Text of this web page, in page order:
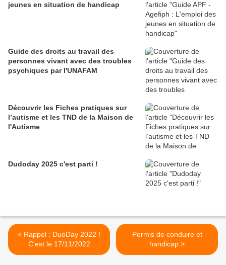
jeunes en situation de handicap
Guide des droits au travail des
personnes vivant avec des troubles
psychiques par l'UNAFAM
Découvrir les Fiches pratiques sur
l’autisme et les TND de la Maison de
l'Autisme
Dudoday 2025 c'est parti !
< Rappel : DuoDay 2022 !
C'est le 17/11/2022
Permis de conduire et
handicap >